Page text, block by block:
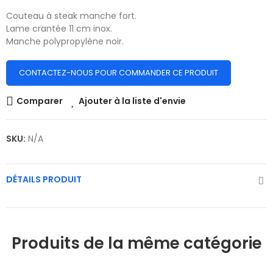
Couteau à steak manche fort.
Lame crantée 11 cm inox.
Manche polypropylène noir.
CONTACTEZ-NOUS POUR COMMANDER CE PRODUIT
Comparer Ajouter à la liste d'envie
SKU: N/A
DÉTAILS PRODUIT
Produits de la même catégorie